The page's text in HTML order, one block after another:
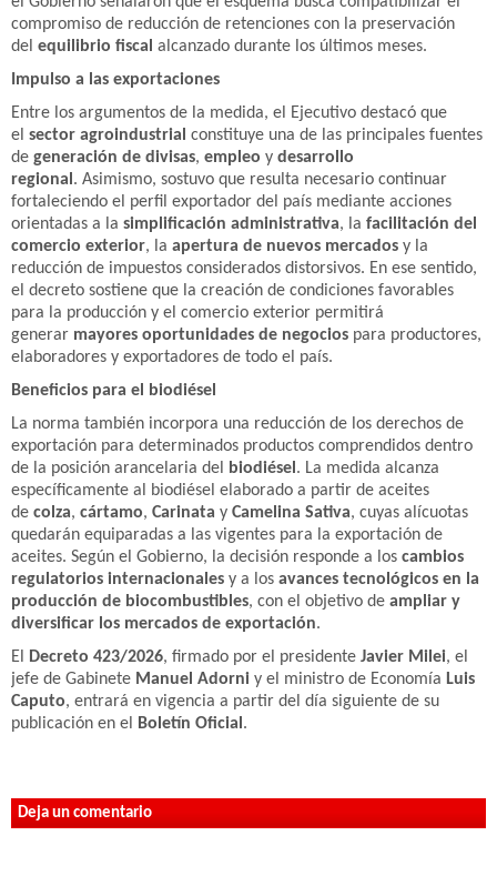
compromiso de reducción de retenciones con la preservación
del equilibrio fiscal alcanzado durante los últimos meses.
Impulso a las exportaciones
Entre los argumentos de la medida, el Ejecutivo destacó que
el sector agroindustrial constituye una de las principales fuentes
de generación de divisas, empleo y desarrollo
regional . Asimismo, sostuvo que resulta necesario continuar
fortaleciendo el perfil exportador del país mediante acciones
orientadas a la simplificación administrativa, la facilitación del
comercio exterior, la apertura de nuevos mercados y la
reducción de impuestos considerados distorsivos. En ese sentido,
el decreto sostiene que la creación de condiciones favorables
para la producción y el comercio exterior permitirá
generar mayores oportunidades de negocios para productores,
elaboradores y exportadores de todo el país.
Beneficios para el biodiésel
La norma también incorpora una reducción de los derechos de
exportación para determinados productos comprendidos dentro
de la posición arancelaria del
biodiésel . La medida alcanza
específicamente al biodiésel elaborado a partir de aceites
de colza, cártamo, Carinata y Camelina Sativa, cuyas alícuotas
quedarán equiparadas a las vigentes para la exportación de
aceites. Según el Gobierno, la decisión responde a los cambios
regulatorios internacionales y a los avances tecnológicos en la
producción de biocombustibles, con el objetivo de ampliar y
diversificar los mercados de exportación.
El
Decreto 423/2026, firmado por el presidente Javier Milei, el
jefe de Gabinete Manuel Adorni y el ministro de Economía Luis
Caputo, entrará en vigencia a partir del día siguiente de su
publicación en el
Boletín Oficial .
Deja un comentario